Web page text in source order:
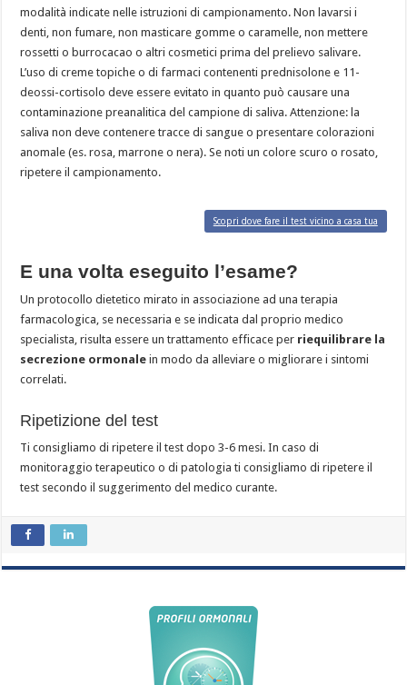
modalità indicate nelle istruzioni di campionamento. Non lavarsi i
denti, non fumare, non masticare gomme o caramelle, non mettere
rossetti o burrocacao o altri cosmetici prima del prelievo salivare.
L’uso di creme topiche o di farmaci contenenti prednisolone e 11-
deossi-cortisolo deve essere evitato in quanto può causare una
contaminazione preanalitica del campione di saliva. Attenzione: la
saliva non deve contenere tracce di sangue o presentare colorazioni
anomale (es. rosa, marrone o nera). Se noti un colore scuro o rosato,
ripetere il campionamento.
Scopri dove fare il test vicino a casa tua
E una volta eseguito l’esame?
Un protocollo dietetico mirato in associazione ad una terapia
farmacologica, se necessaria e se indicata dal proprio medico
specialista, risulta essere un trattamento efficace per riequilibrare la
secrezione ormonale in modo da alleviare o migliorare i sintomi
correlati.
Ripetizione del test
Ti consigliamo di ripetere il test dopo 3-6 mesi. In caso di
monitoraggio terapeutico o di patologia ti consigliamo di ripetere il
test secondo il suggerimento del medico curante.